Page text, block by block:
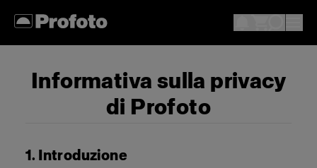
Informativa sulla privacy
di Profoto
1. Introduzione